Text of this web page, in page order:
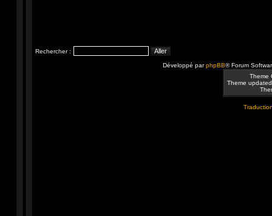
Rechercher :
Développé parphpBB® Forum
Theme
Theme